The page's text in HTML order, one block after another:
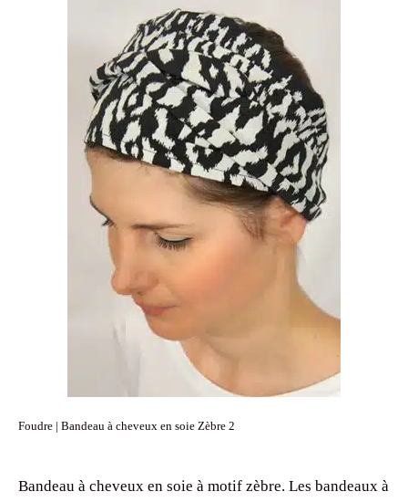
Foudre | Bandeau à cheveux en soie Zèbre 2
Bandeau à cheveux en soie à motif zèbre. Les bandeaux à